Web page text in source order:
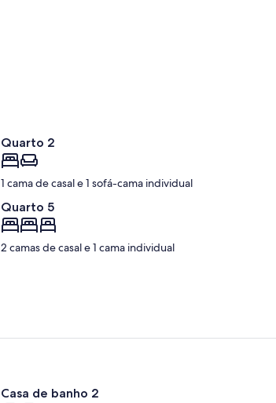
Quarto 2
1 cama de casal e 1 sofá-cama individual
Quarto 5
2 camas de casal e 1 cama individual
Casa de banho 2